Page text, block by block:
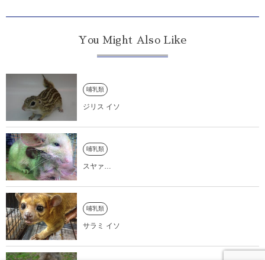
You Might Also Like
哺乳類
ジリス イソ
哺乳類
スヤァ…
哺乳類
サラミ イソ